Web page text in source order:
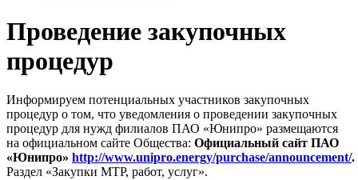
Проведение закупочных
процедур
Информируем потенциальных участников закупочных
процедур о том, что уведомления о проведении закупочных
процедур для нужд филиалов ПАО «Юнипро» размещаются
на официальном сайте Общества: Официальный сайт ПАО
«Юнипро» http://www.unipro.energy/purchase/announcement/.
Раздел «Закупки МТР, работ, услуг».